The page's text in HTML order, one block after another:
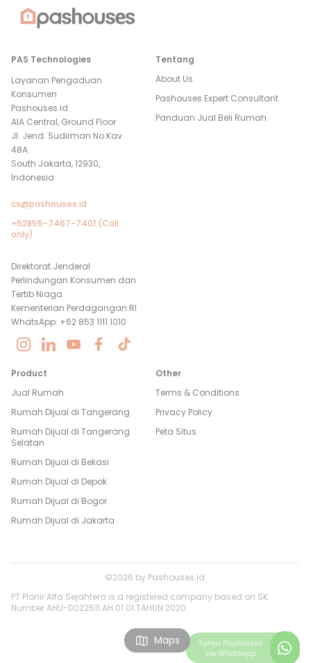
Maps Tanya Pashouses
via Whatsapp
PAS Technologies
Layanan Pengaduan
Konsumen
Pashouses.id
AIA Central, Ground Floor
Jl. Jend. Sudirman No.Kav.
48A
South Jakarta, 12930,
Indonesia
cs@pashouses.id
+62855-7467-7401 (Call
only)
Direktorat Jenderal
Perlindungan Konsumen dan
Tertib Niaga
Kementerian Perdagangan RI
WhatsApp: +62 853 1111 1010
Tentang
About Us
Pashouses Expert Consultant
Panduan Jual Beli Rumah
Product
Jual Rumah
Rumah Dijual di Tangerang
Rumah Dijual di Tangerang
Selatan
Rumah Dijual di Bekasi
Rumah Dijual di Depok
Rumah Dijual di Bogor
Rumah Dijual di Jakarta
Other
Terms & Conditions
Privacy Policy
Peta Situs
©2026 by Pashouses.id.
PT Pionir Alfa Sejahtera is a registered company based on SK
Number AHU-0022511.AH.01.01.TAHUN 2020.